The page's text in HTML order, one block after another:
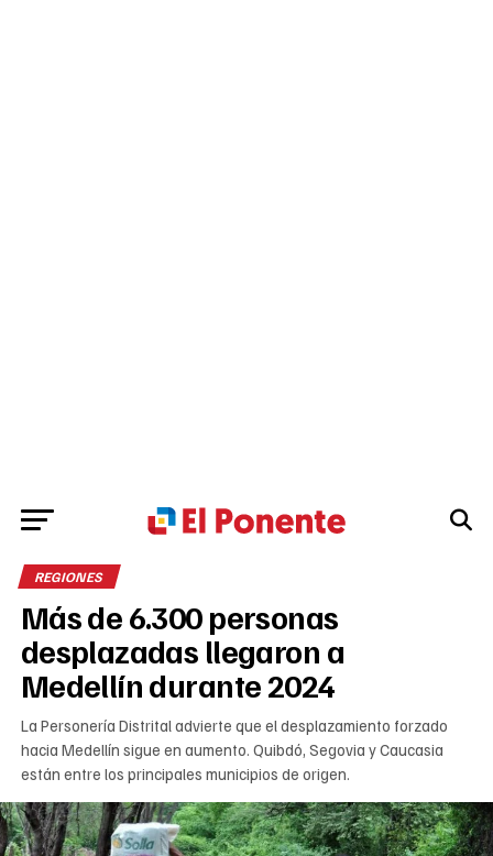
REGIONES
Más de 6.300 personas
desplazadas llegaron a
Medellín durante 2024
La Personería Distrital advierte que el desplazamiento forzado
hacia Medellín sigue en aumento. Quibdó, Segovia y Caucasia
están entre los principales municipios de origen.